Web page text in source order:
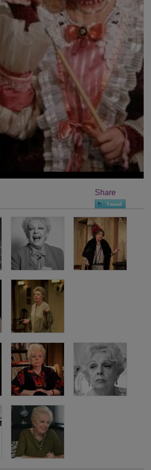
Share